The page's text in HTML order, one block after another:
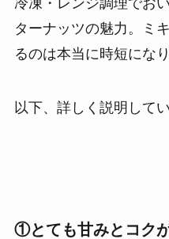
冷凍・レンジ調理でお
ターナッツの魅力。ミ
るのは本当に時短になり
以下、詳しく説明してい
①とても甘みとコク